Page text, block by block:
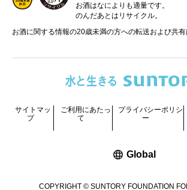
お酒はなによりも適量です。
のんだあとはリサイクル。
お酒に関する情報の20歳未満の方への転送および共有
COPYRIGHT © SUNTORY FOUNDATION
サイトマッ
プ
ご利用にあたっ
て
プライバシーポリシ
ー
Global新しい